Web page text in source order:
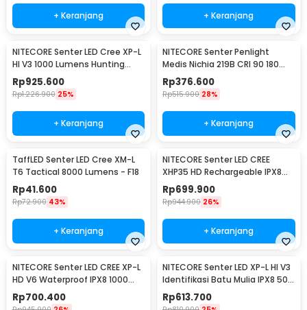
+ Keranjang + Keranjang
NITECORE Senter LED Cree XP-L
HI V3 1000 Lumens Hunting
Flashlight - New P30
Rp925.600
Rp1.226.900 25%
+ Keranjang
NITECORE Senter Penlight
Medis Nichia 219B CRI 90 180
Lumens IPX8 - MT06MD
Rp376.600
Rp515.900 28%
+ Keranjang
TaffLED Senter LED Cree XM-L
T6 Tactical 8000 Lumens - F18
Rp41.600
Rp72.900 43%
+ Keranjang
NITECORE Senter LED CREE
XHP35 HD Rechargeable IPX8
1800 Lumens - MH23
Rp699.900
Rp944.900 26%
+ Keranjang
NITECORE Senter LED CREE XP-L
HD V6 Waterproof IPX8 1000
Lumens - MT21C
Rp700.400
NITECORE Senter LED XP-L HI V3
Identifikasi Batu Mulia IPX8 500
Lumens - GEM8
Rp613.700